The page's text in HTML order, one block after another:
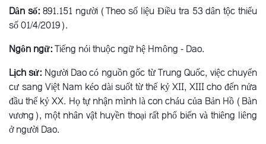
Dân số:891.151 người (Theo số liệu Điều tra 53 dân tộc thiểu
số 01/4/2019).
Ngôn ngữ:Tiếng nói thuộc ngữ hệ Hmông - Dao.
Lịch sử: Người Dao có nguồn gốc từ Trung Quốc, việc chuyển
cư sang Việt Nam kéo dài suốt từ thế kỷ XII, XIII cho đến nửa
đầu thế kỷ XX. Họ tự nhận mình là con cháu của Bản Hồ (Bàn
vương), một nhân vật huyền thoại rất phổ biến và thiêng liêng
ở người Dao.